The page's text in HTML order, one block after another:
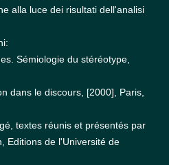
alla luce dei risultati dell'analisi
Sémiologie du stéréotype,
dans le discours, [2000], Paris,
textes réunis et présentés par
Editions de l'Université de